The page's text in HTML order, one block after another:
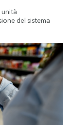
del sistema